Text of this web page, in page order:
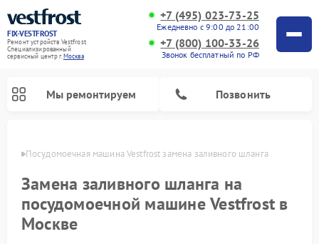
FIX-VESTFROST
Ремонт устройств Vestfrost
Специализированный
cервисный центр г.Москва
+7 (495) 023-73-25
Ежедневно с 9:00 до 21:00
+7 (800) 100-33-26
Звонок бесплатный по РФ
Мы ремонтируем Позвонить
Посудомоечная машина Vestfrost замена заливного шланга
Замена заливного шланга на
посудомоечной машине Vestfrost в
Москве